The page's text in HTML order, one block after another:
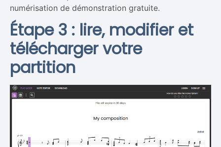
numérisation de démonstration gratuite.
Étape 3 : lire, modifier et
télécharger votre
partition